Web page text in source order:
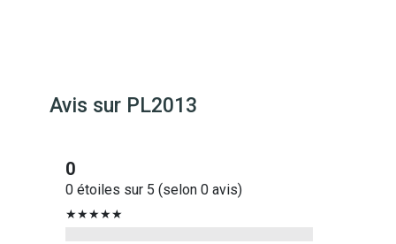
Avis sur PL2013
0
0 étoiles sur 5 (selon 0 avis)
★★★★★